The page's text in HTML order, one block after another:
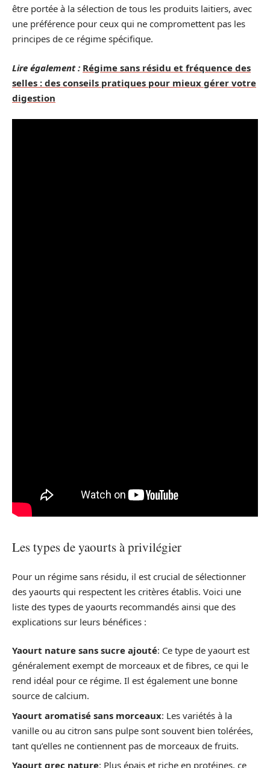
être portée à la sélection de tous les produits laitiers, avec
une préférence pour ceux qui ne compromettent pas les
principes de ce régime spécifique.
Lire également : Régime sans résidu et fréquence des
selles : des conseils pratiques pour mieux gérer votre
digestion
Les types de yaourts à privilégier
Pour un régime sans résidu, il est crucial de sélectionner
des yaourts qui respectent les critères établis. Voici une
liste des types de yaourts recommandés ainsi que des
explications sur leurs bénéfices :
Yaourt nature sans sucre ajouté: Ce type de yaourt est
généralement exempt de morceaux et de fibres, ce qui le
rend idéal pour ce régime. Il est également une bonne
source de calcium.
Yaourt aromatisé sans morceaux: Les variétés à la
vanille ou au citron sans pulpe sont souvent bien tolérées,
tant qu’elles ne contiennent pas de morceaux de fruits.
Yaourt grec nature: Plus épais et riche en protéines, ce